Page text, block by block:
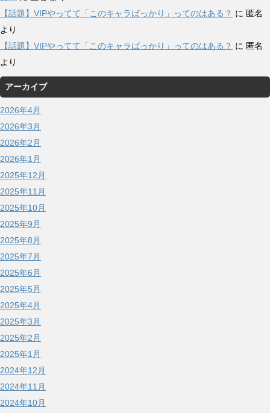
【話題】VIPやってて「このキャラばっかり」ってのはある？ に 匿名
より
【話題】VIPやってて「このキャラばっかり」ってのはある？ に 匿名
より
アーカイブ
2026年4月
2026年3月
2026年2月
2026年1月
2025年12月
2025年11月
2025年10月
2025年9月
2025年8月
2025年7月
2025年6月
2025年5月
2025年4月
2025年3月
2025年2月
2025年1月
2024年12月
2024年11月
2024年10月